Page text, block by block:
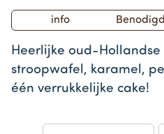
info
Heerlijke oud-Hollandse
stroopwafel, karamel,
één verrukkelijke cake!